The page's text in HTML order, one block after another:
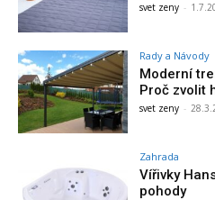
svet zeny -
Rady a Návody
Moderní
Proč zvolit
svet zeny -
Zahrada
Vířivky
pohody